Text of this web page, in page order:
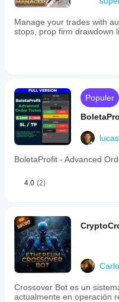
better,
the
cBot
ceases
Daily
Execution
Limit:
restricts
the
number
of
positions
per
Additional
positions
beyond
this
limit
are
automatically
closed
immediately,
Manage your trades with
stops, prop firm drawdown
Populer
BoletaProfit - Advanced
4.0 (2)
Crossover Bot es un
actualmente en operación